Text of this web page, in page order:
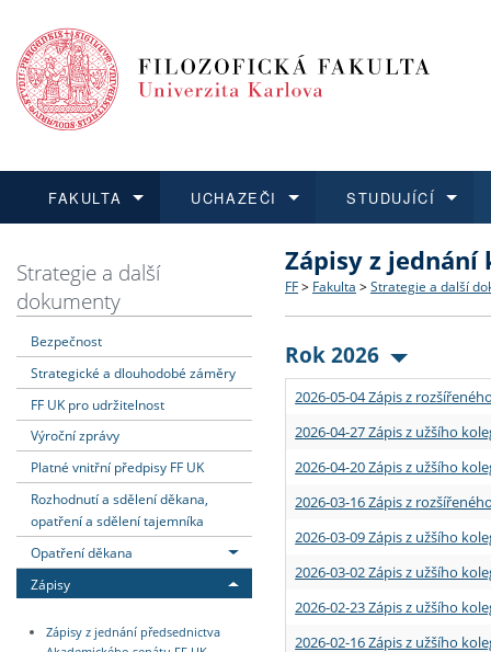
FAKULTA
Dozvědět se více
Struktura a historie
Strategie a další
Podpora a benefity pro
Absolventi fakulty
UCHAZEČI
Podat přihlášku
Co studovat a jak se
Učitelské studijní
Informace k průběhu
STUDUJÍCÍ
Dozvědět se více
Bakalářské a magisterské
Doktorské studium
Rigorózní řízení
Dozvědět se více
O vědě a výzkumu na FF
Akademické kvalifikace
Granty a projekty
Dozvědět se více
Aktuální nabídky a
Vyjíždějící studenti
Přijíždějící studenti
Vyjíždějící zaměstnanci
Strategie a další
dokumenty
Bezpečnost
Strategické a dlouhodobé záměry
FF UK pro udržitelnost
Výroční zprávy
Platné vnitřní předpisy FF UK
Rozhodnutí a sdělení děkana,
opatření a sdělení tajemníka
Opatření děkana
Zápisy
Zápisy z jednání předsednictva
Zápisy z jednání
FF > Fakulta > Strategie a další
Rok 2026
2026-05-04 Zápis z
2026-04-27 Zápis z užšího
2026-04-20 Zápis z užšího
2026-03-16 Zápis z
2026-03-09 Zápis z užšího
2026-03-02 Zápis z užšího
2026-02-23 Zápis z užšího
2026-02-16 Zápis z užšího